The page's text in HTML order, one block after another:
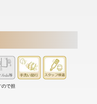
ので担